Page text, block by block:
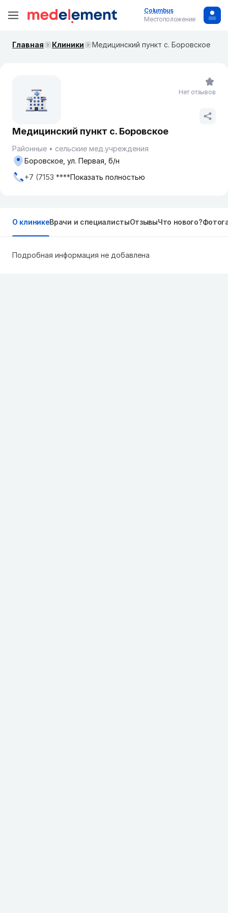
Columbus
Местоположение
Главная Клиники Медицинский пункт с. Боровское
Медицинский пункт с. Боровское
Районные
сельские мед.учреждения
Боровское, ул. Первая, б/н
+7 (7153 ****Показать полностью
Нет отзывов
О клиникеВрачи и специалистыОтзывыЧто нового?
Подробная информация не добавлена